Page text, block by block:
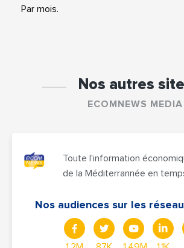
Par mois.
Nos autres
ECOMNEWS MEDIA
Toute l'information
de la Méditerrannée en
Nos audiences sur les